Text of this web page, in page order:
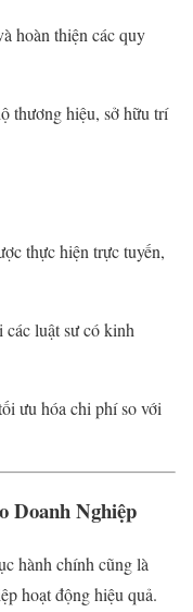
hoàn thiện các quy
thương hiệu, sở hữu trí
thực hiện trực tuyến,
luật sư có kinh
ưu hóa chi phí so với
Doanh Nghiệp
hành chính cũng là
hoạt động hiệu quả.